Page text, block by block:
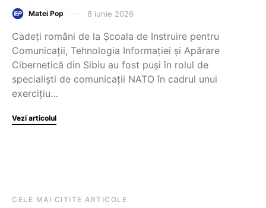
Matei Pop 8 iunie 2026
Cadeți români de la Școala de Instruire pentru
Comunicații, Tehnologia Informației și Apărare
Cibernetică din Sibiu au fost puși în rolul de
specialiști de comunicații NATO în cadrul unui
exercițiu…
Vezi articolul
CELE MAI CITITE ARTICOLE